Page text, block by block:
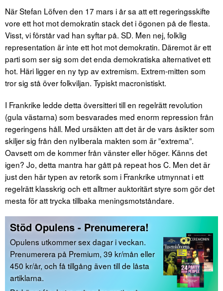
När Stefan Löfven den 17 mars i år sa att ett regeringsskifte
vore ett hot mot demokratin stack det i ögonen på de flesta.
Visst, vi förstår vad han syftar på. SD. Men nej, folklig
representation är inte ett hot mot demokratin. Däremot är ett
parti som ser sig som det enda demokratiska alternativet ett
hot. Häri ligger en ny typ av extremism. Extrem-mitten som
tror sig stå över folkviljan. Typiskt macronistiskt.
I Frankrike ledde detta översitteri till en regelrätt revolution
(gula västarna) som besvarades med enorm repression från
regeringens håll. Med ursäkten att det är de vars åsikter som
skiljer sig från den nyliberala makten som är ”extrema”.
Oavsett om de kommer från vänster eller höger. Känns det
igen? Jo, detta mantra har gått på repeat hos C. Men det är
just den här typen av retorik som i Frankrike utmynnat i ett
regelrätt klasskrig och ett alltmer auktoritärt styre som gör det
mesta för att trycka tillbaka meningsmotståndare.
Stöd Opulens - Prenumerera!
Opulens utkommer sex dagar i veckan.
Prenumerera på Premium, 39 kr/mån eller
450 kr/år, och få tillgång även till de låsta
artiklarna.